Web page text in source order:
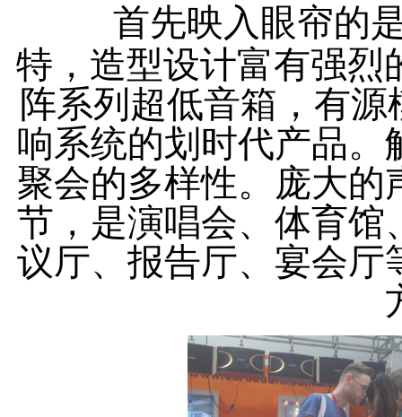
首先映入眼帘的
特，造型设计富有强烈
阵系列超低音箱，有
响系统的划时代产品。
聚会的多样性。庞大的
节，是演唱会、体育馆
议厅、报告厅、宴会厅